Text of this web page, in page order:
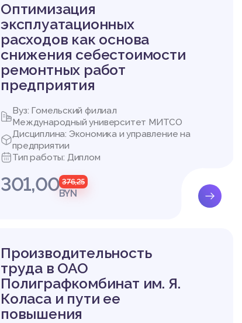
Оптимизация
эксплуатационных
расходов как основа
снижения себестоимости
ремонтных работ
предприятия
Вуз: Гомельский филиал
Международный университет МИТСО
Дисциплина: Экономика и управление на
предприятии
Тип работы: Диплом
301,00 376,25
BYN
Производительность
труда в ОАО
Полиграфкомбинат им. Я.
Коласа и пути ее
повышения